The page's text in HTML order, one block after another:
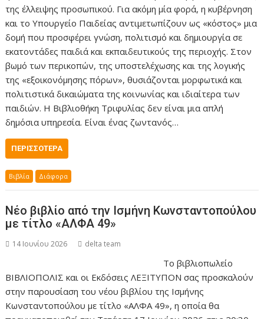
της έλλειψης προσωπικού. Για ακόμη μία φορά, η κυβέρνηση
και το Υπουργείο Παιδείας αντιμετωπίζουν ως «κόστος» μια
δομή που προσφέρει γνώση, πολιτισμό και δημιουργία σε
εκατοντάδες παιδιά και εκπαιδευτικούς της περιοχής. Στον
βωμό των περικοπών, της υποστελέχωσης και της λογικής
της «εξοικονόμησης πόρων», θυσιάζονται μορφωτικά και
πολιτιστικά δικαιώματα της κοινωνίας και ιδιαίτερα των
παιδιών. Η Βιβλιοθήκη Τριφυλίας δεν είναι μια απλή
δημόσια υπηρεσία. Είναι ένας ζωντανός…
ΠΕΡΙΣΣΌΤΕΡΑ
Βιβλία Διάφορα
Νέο βιβλίο από την Ισμήνη Κωνσταντοπούλου
με τίτλο «ΑΛΦΑ 49»
14 Ιουνίου 2026 delta team
Το βιβλιοπωλείο
ΒΙΒΛΙΟΠΟΛΙΣ και οι Εκδόσεις ΛΕΞΙΤΥΠΟΝ σας προσκαλούν
στην παρουσίαση του νέου βιβλίου της Ισμήνης
Κωνσταντοπούλου με τίτλο «ΑΛΦΑ 49», η οποία θα